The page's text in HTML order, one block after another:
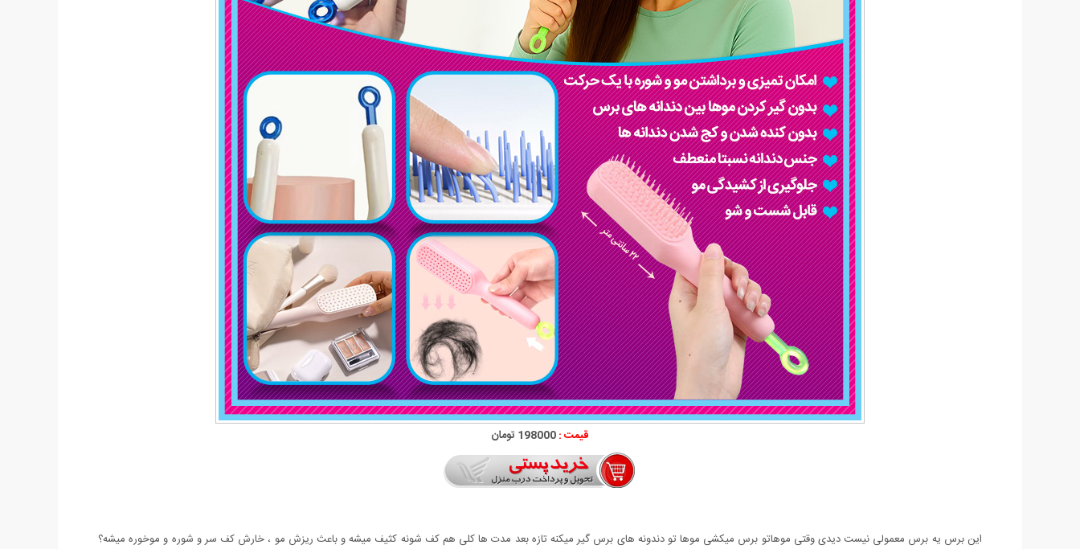
قیمت :198000 تومان
این برس یه برس معمولی نیست دیدی وقتی موهاتو برس میکشی موها تو دندونه های برس گیر میکنه تازه بعد مدت ها کلی هم کف شونه کثیف میشه و باعث ریزش مو ، خارش کف سر و شوره و موخوره میشه؟